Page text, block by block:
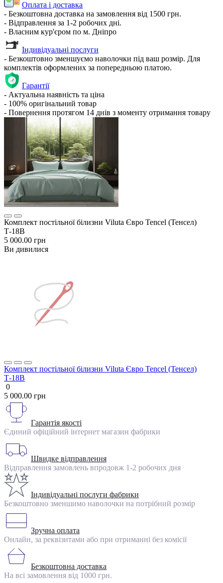
Оплата і доставка
- Безкоштовна доставка на замовлення від 1500 грн.
- Відправлення за 1-2 робочих дні.
- Власним кур'єром по м. Дніпро
Індивідуальні послуги
- Безкоштовно зменшуємо наволочки під ваш розмір. Для
комплектів оформлених за попередньою платою.
Гарантії
- Актуальна наявність та ціна
- 100% оригінальний товар
- Повернення протягом 14 днів з моменту отримання товару
Комплект постільної білизни Viluta Євро Tencel (Тенсел)
Т-18B
5 000.00 грн
Ви дивилися
Комплект постільної білизни Viluta Євро Tencel (Тенсел)
Т-18B
0
5 000.00 грн
Гарантія якості
Єдиний офіційний інтернет магазин фабрики
Швидке відправлення
Відправлення замовлень впродовж 1-2 робочих дня
Індивідуальні послуги фабрики
Безкоштовно зменшимо наволочки на потрібний розмір
Зручна оплата
Онлайн, за реквізитами або при отриманні без комісії
Безкоштовна доставка
На всі замовлення від 1000 грн.